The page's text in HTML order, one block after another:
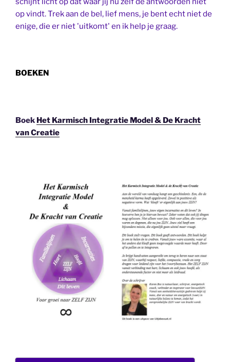
op vindt. Trek aan de bel, lief mens, je bent echt niet de
enige, die er niet 'uitkomt' en ik help je graag.
BOEKEN
Boek Het Karmisch Integratie Model & De Kracht
van Creatie